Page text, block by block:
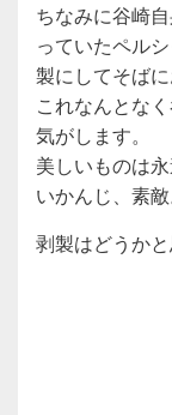
ちなみに谷崎
っていたペル
製にしてそばに
これなんとな
気がします。
美しいものは
いかんじ、素敵
剥製はどうかと